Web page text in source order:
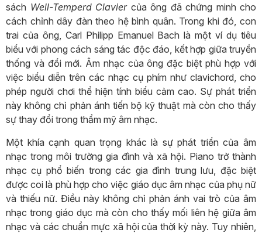
sách Well-Temperd Claviercủa ông đã chứng minh cho
cách chỉnh dây đàn theo hệ bình quân. Trong khi đó, con
trai của ông, Carl Philipp Emanuel Bach là một ví dụ tiêu
biểu với phong cách sáng tác độc đáo, kết hợp giữa truyền
thống và đổi mới. Âm nhạc của ông đặc biệt phù hợp với
việc biểu diễn trên các nhạc cụ phím như clavichord, cho
phép người chơi thể hiện tính biểu cảm cao. Sự phát triển
này không chỉ phản ánh tiến bộ kỹ thuật mà còn cho thấy
sự thay đổi trong thẩm mỹ âm nhạc.
Một khía cạnh quan trọng khác là sự phát triển của âm
nhạc trong môi trường gia đình và xã hội. Piano trở thành
nhạc cụ phổ biến trong các gia đình trung lưu, đặc biệt
được coi là phù hợp cho việc giáo dục âm nhạc của phụ nữ
và thiếu nữ. Điều này không chỉ phản ánh vai trò của âm
nhạc trong giáo dục mà còn cho thấy mối liên hệ giữa âm
nhạc và các chuẩn mực xã hội của thời kỳ này. Tuy nhiên,